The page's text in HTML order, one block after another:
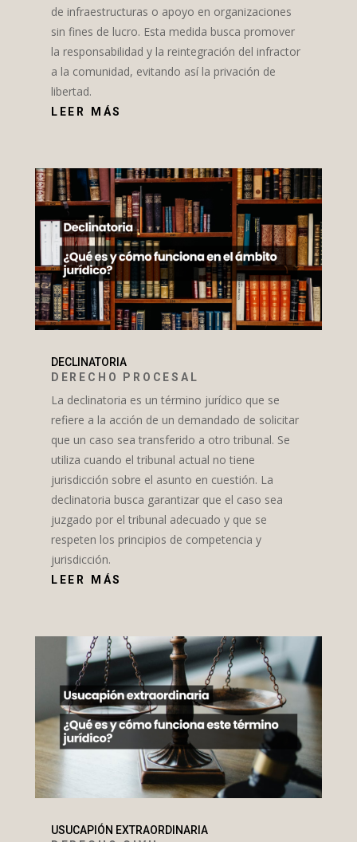
de infraestructuras o apoyo en organizaciones
sin fines de lucro. Esta medida busca promover
la responsabilidad y la reintegración del infractor
a la comunidad, evitando así la privación de
libertad.
LEER MÁS
DECLINATORIA
DERECHO PROCESAL
La declinatoria es un término jurídico que se
refiere a la acción de un demandado de solicitar
que un caso sea transferido a otro tribunal. Se
utiliza cuando el tribunal actual no tiene
jurisdicción sobre el asunto en cuestión. La
declinatoria busca garantizar que el caso sea
juzgado por el tribunal adecuado y que se
respeten los principios de competencia y
jurisdicción.
LEER MÁS
USUCAPIÓN EXTRAORDINARIA